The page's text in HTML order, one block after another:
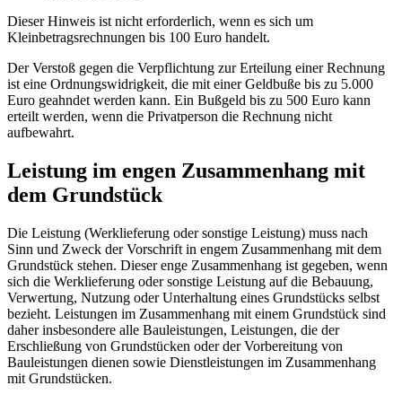
Dieser Hinweis ist nicht erforderlich, wenn es sich um
Kleinbetragsrechnungen bis 100 Euro handelt.
Der Verstoß gegen die Verpflichtung zur Erteilung einer Rechnung
ist eine Ordnungswidrigkeit, die mit einer Geldbuße bis zu 5.000
Euro geahndet werden kann. Ein Bußgeld bis zu 500 Euro kann
erteilt werden, wenn die Privatperson die Rechnung nicht
aufbewahrt.
Leistung im engen Zusammenhang mit
dem Grundstück
Die Leistung (Werklieferung oder sonstige Leistung) muss nach
Sinn und Zweck der Vorschrift in engem Zusammenhang mit dem
Grundstück stehen. Dieser enge Zusammenhang ist gegeben, wenn
sich die Werklieferung oder sonstige Leistung auf die Bebauung,
Verwertung, Nutzung oder Unterhaltung eines Grundstücks selbst
bezieht. Leistungen im Zusammenhang mit einem Grundstück sind
daher insbesondere alle Bauleistungen, Leistungen, die der
Erschließung von Grundstücken oder der Vorbereitung von
Bauleistungen dienen sowie Dienstleistungen im Zusammenhang
mit Grundstücken.